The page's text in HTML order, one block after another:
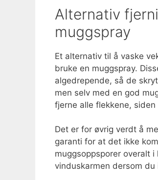
Alternativ
muggspray
Et alternativ til å vaske
bruke en muggspray.
algedrepende, så de
men selv med en god
fjerne alle flekkene,
Det er for øvrig verdt å
garanti for at det ikke
muggsoppsporer overalt
vinduskarmen dersom